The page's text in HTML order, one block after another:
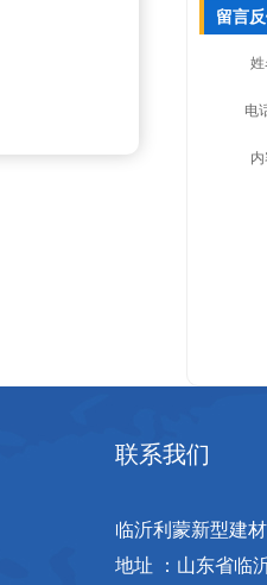
留言
姓
电
联系我们
临沂利蒙新型建
地址 ：山东省临